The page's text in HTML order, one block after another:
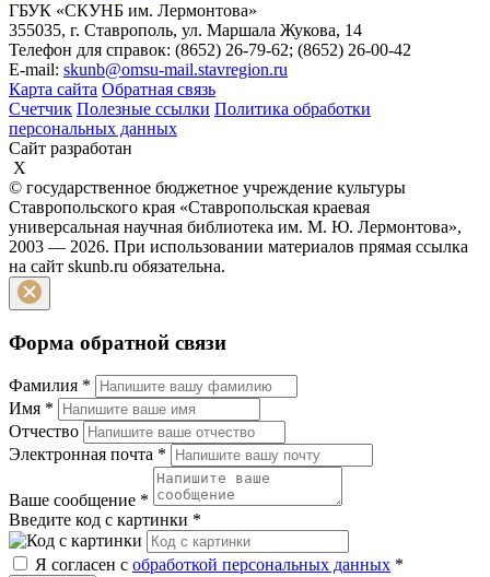
ГБУК «СКУНБ им. Лермонтова»
355035, г. Ставрополь, ул. Маршала Жукова, 14
Телефон для справок: (8652) 26-79-62; (8652) 26-00-42
E-mail: skunb@omsu-mail.stavregion.ru
Карта сайта Обратная связь
Счетчик Полезные ссылки Политика обработки
персональных данных
Сайт разработан
X
© государственное бюджетное учреждение культуры
Ставропольского края «Ставропольская краевая
универсальная научная библиотека им. М. Ю. Лермонтова»,
2003 — 2026. При использовании материалов прямая ссылка
на сайт skunb.ru обязательна.
Форма обратной связи
Фамилия *
Имя *
Отчество
Электронная почта *
Ваше сообщение *
Введите код с картинки *
Я согласен с обработкой персональных данных *